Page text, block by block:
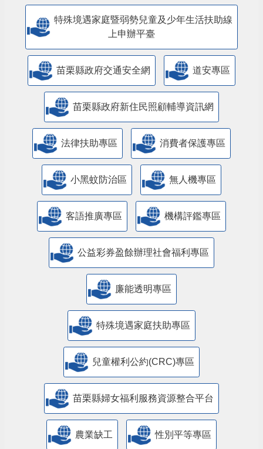
特殊境遇家庭暨弱勢兒童及少年生活扶助線
上申辦平臺
苗栗縣政府交通安全網 道安專區
苗栗縣政府新住民照顧輔導資訊網
法律扶助專區 消費者保護專區
小黑蚊防治區 無人機專區
客語推廣專區 機構評鑑專區
公益彩券盈餘辦理社會福利專區
廉能透明專區
特殊境遇家庭扶助專區
兒童權利公約(CRC)專區
苗栗縣婦女福利服務資源整合平台
農業缺工 性別平等專區